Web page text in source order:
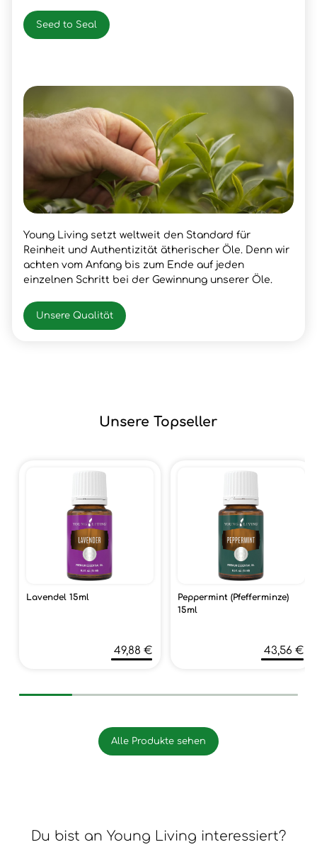
Seed to Seal
Young Living setzt weltweit den Standard für
Reinheit und Authentizität ätherischer Öle. Denn wir
achten vom Anfang bis zum Ende auf jeden
einzelnen Schritt bei der Gewinnung unserer Öle.
Unsere Qualität
Unsere Topseller
Lavendel 15ml
49,88 €
Peppermint (Pfefferminze)
15ml
43,56 €
Alle Produkte sehen
Du bist an Young Living interessiert?